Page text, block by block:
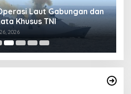
Laut Gabungan dan
Khusus TNI
2026